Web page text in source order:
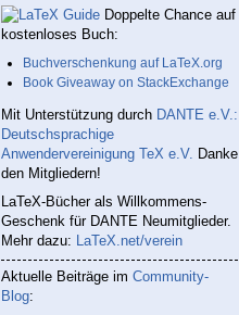
Doppelte Chance auf
kostenloses Buch:
Buchverschenkung auf LaTeX.org
Book Giveaway on StackExchange
Mit Unterstützung durch DANTE e.V.:
Deutschsprachige
Anwendervereinigung TeX e.V. Danke
den Mitgliedern!
LaTeX-Bücher als Willkommens-
Geschenk für DANTE Neumitglieder.
Mehr dazu: LaTeX.net/verein
Aktuelle Beiträge im Community-
Blog: